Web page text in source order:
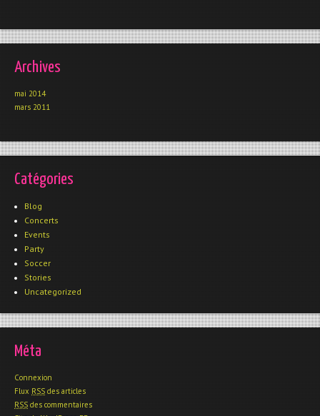
Archives
mai 2014
mars 2011
Catégories
Blog
Concerts
Events
Party
Soccer
Stories
Uncategorized
Méta
Connexion
Flux RSS des articles
RSS des commentaires